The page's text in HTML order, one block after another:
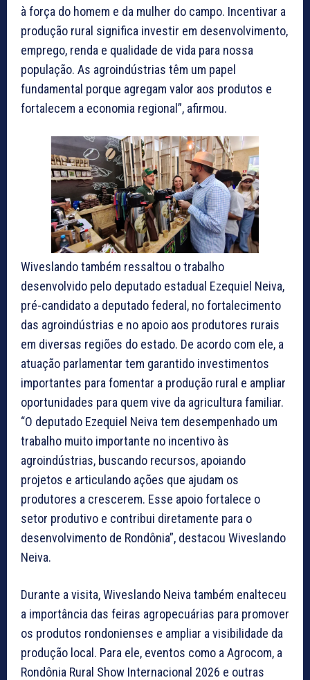
à força do homem e da mulher do campo. Incentivar a
produção rural significa investir em desenvolvimento,
emprego, renda e qualidade de vida para nossa
população. As agroindústrias têm um papel
fundamental porque agregam valor aos produtos e
fortalecem a economia regional”, afirmou.
Wiveslando também ressaltou o trabalho
desenvolvido pelo deputado estadual Ezequiel Neiva,
pré-candidato a deputado federal, no fortalecimento
das agroindústrias e no apoio aos produtores rurais
em diversas regiões do estado. De acordo com ele, a
atuação parlamentar tem garantido investimentos
importantes para fomentar a produção rural e ampliar
oportunidades para quem vive da agricultura familiar.
“O deputado Ezequiel Neiva tem desempenhado um
trabalho muito importante no incentivo às
agroindústrias, buscando recursos, apoiando
projetos e articulando ações que ajudam os
produtores a crescerem. Esse apoio fortalece o
setor produtivo e contribui diretamente para o
desenvolvimento de Rondônia”, destacou Wiveslando
Neiva.
Durante a visita, Wiveslando Neiva também enalteceu
a importância das feiras agropecuárias para promover
os produtos rondonienses e ampliar a visibilidade da
produção local. Para ele, eventos como a Agrocom, a
Rondônia Rural Show Internacional 2026 e outras